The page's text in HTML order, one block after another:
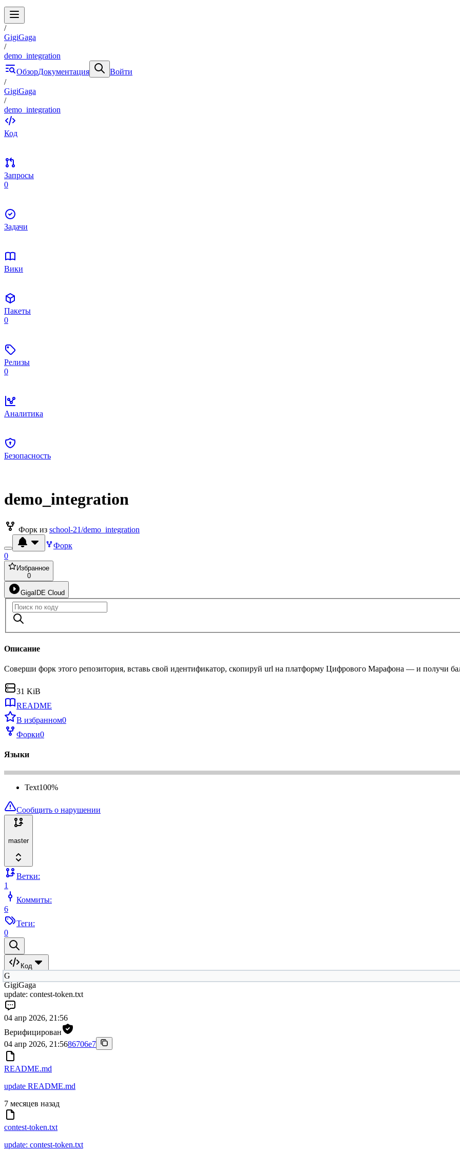
/
GigiGaga
/
demo_integration
ОбзорДокументация
Войти
/
GigiGaga
/
demo_integration
Код
Запросы
0
Задачи
Вики
Пакеты
0
Релизы
0
Аналитика
Безопасность
demo_integration
Форк из school-21/demo_integration
Форк
0
Избранное
0
GigaIDE Cloud
Описание
Соверши форк этого репозитория, вставь свой идентификатор, скопируй url на платформу Цифрового Марафона — и получи
31 KiB
README
В избранном0
Форки0
Языки
Text100%
Сообщить о нарушении
master
Ветки:
1
Коммиты:
6
Теги:
0
Код
G
GigiGaga
update: contest-token.txt
04 апр 2026, 21:56
Верифицирован
04 апр 2026, 21:5686706e7
README.md
update README.md
7 месяцев назад
contest-token.txt
update: contest-token.txt